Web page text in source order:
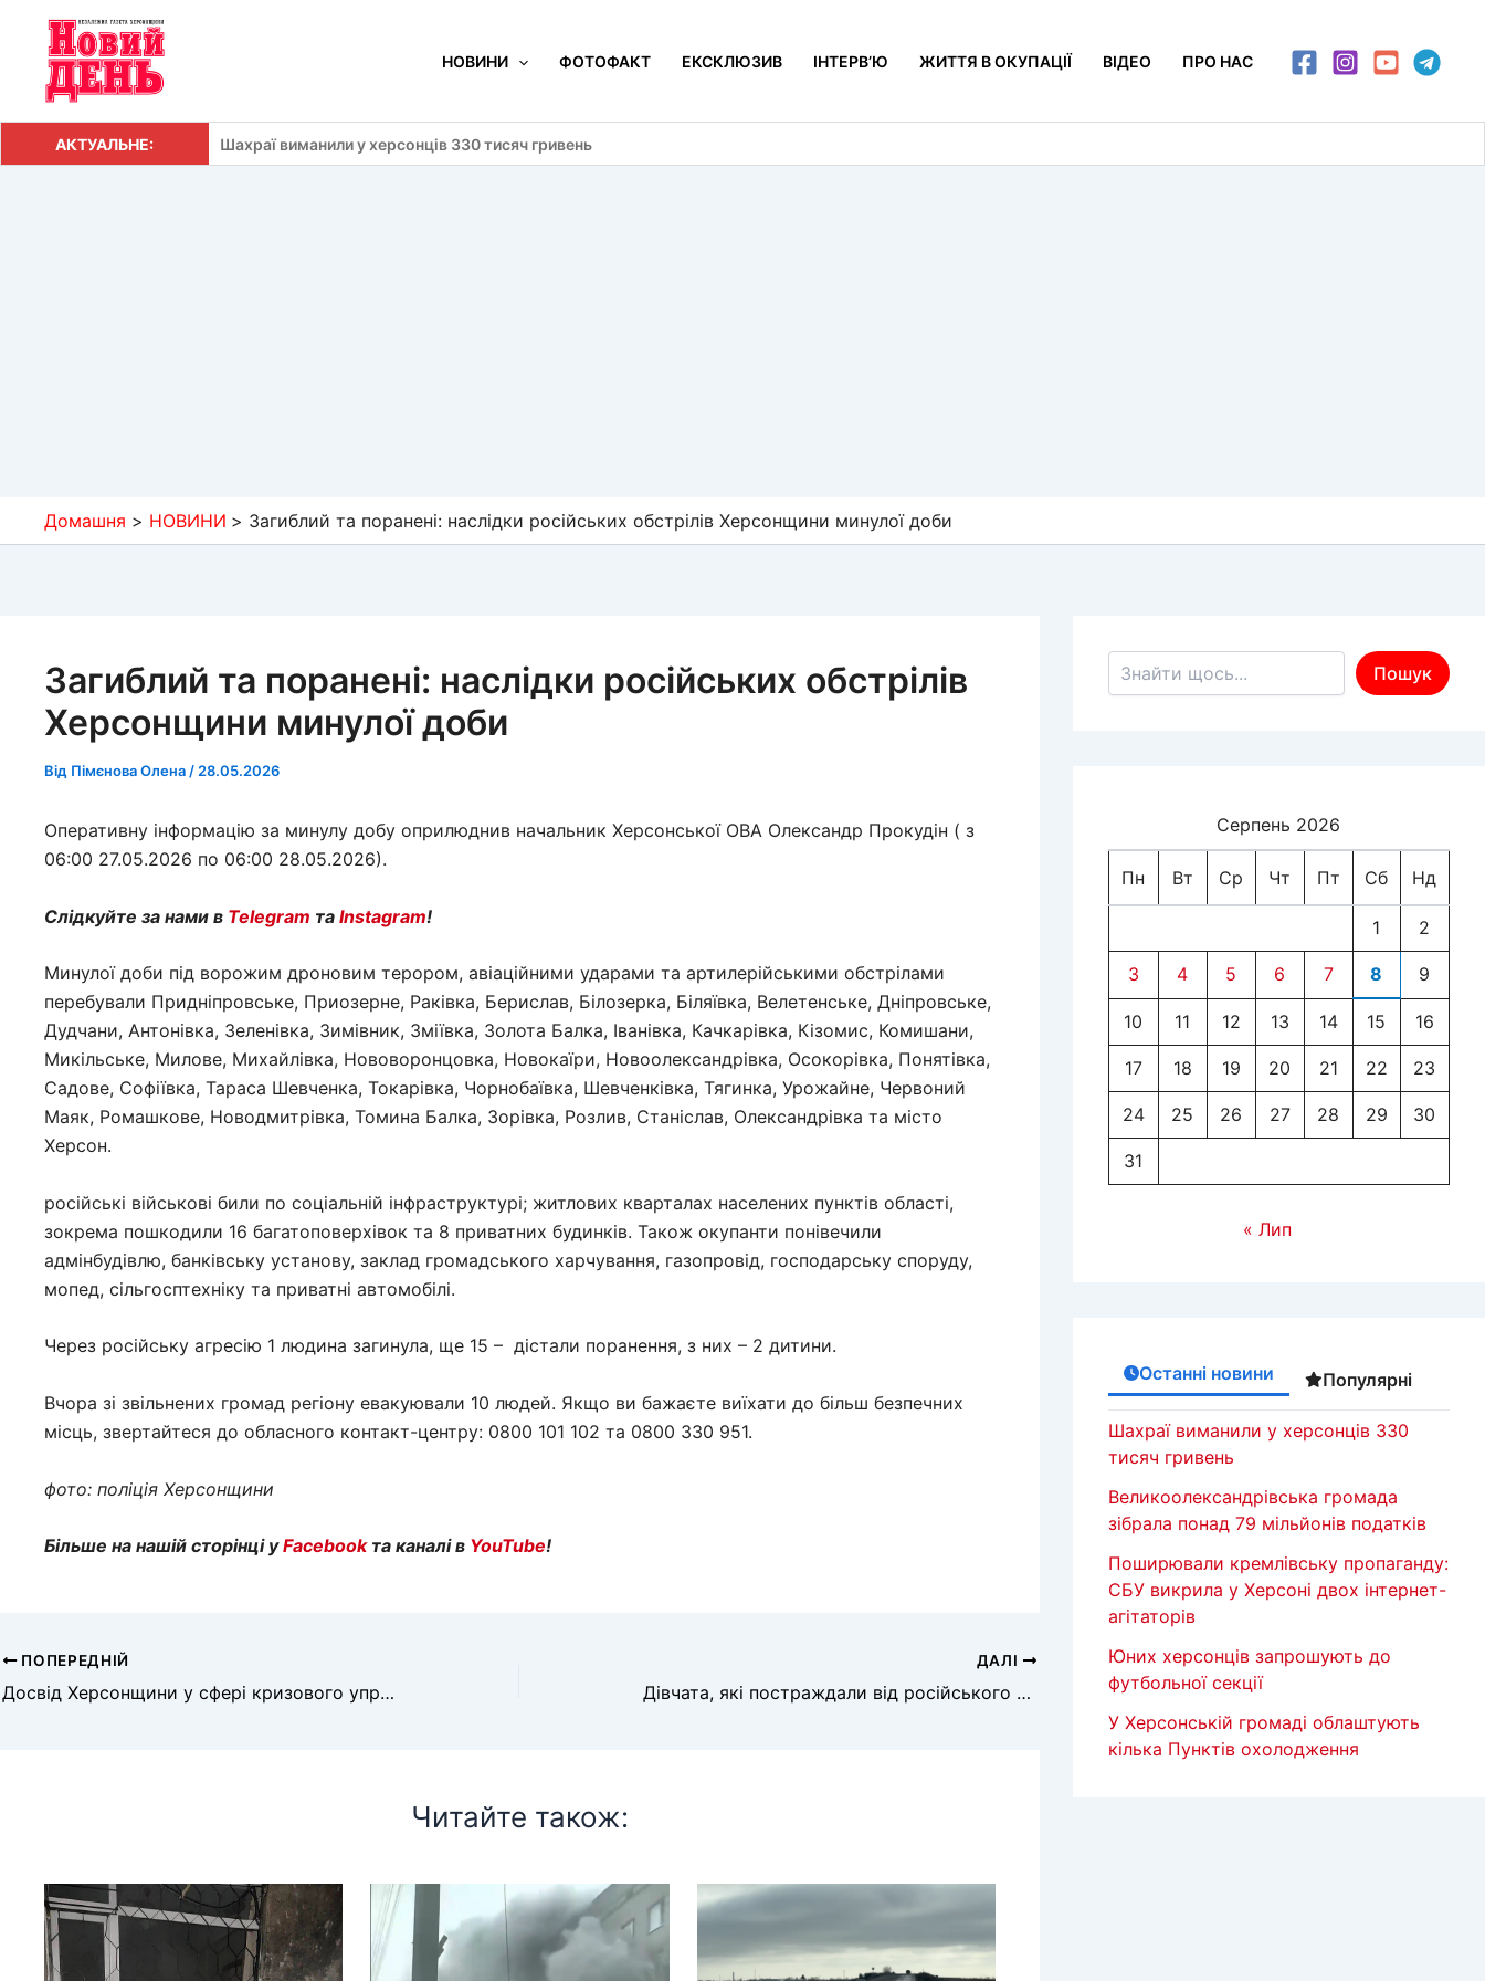
Перейти
вмісту
НОВИНИ ФОТОФАКТ ЕКСКЛЮЗИВ ІНТЕРВ’Ю ЖИТТЯ В ОКУПАЦІЇ ВІДЕО ПРО НАС
АКТУАЛЬНЕ: Шахраї виманили у херсонців 330 тисяч гривень
Домашня НОВИНИ Загиблий та поранені: наслідки російських обстрілів Херсонщини минулої доби
Загиблий та поранені: наслідки російських обстрілів
Херсонщини минулої доби
Від Пімєнова Олена / 28.05.2026
Оперативну інформацію за минулу добу оприлюднив начальник Херсонської ОВА Олександр Прокудін ( з
06:00 27.05.2026 по 06:00 28.05.2026).
Слідкуйте за нами в Telegram та Instagram!
Минулої доби під ворожим дроновим терором, авіаційними ударами та артилерійськими обстрілами
перебували Придніпровське, Приозерне, Раківка, Берислав, Білозерка, Біляївка, Велетенське, Дніпровське,
Дудчани, Антонівка, Зеленівка, Зимівник, Зміївка, Золота Балка, Іванівка, Качкарівка, Кізомис, Комишани,
Микільське, Милове, Михайлівка, Нововоронцовка, Новокаїри, Новоолександрівка, Осокорівка, Понятівка,
Садове, Софіївка, Тараса Шевченка, Токарівка, Чорнобаївка, Шевченківка, Тягинка, Урожайне, Червоний
Маяк, Ромашкове, Новодмитрівка, Томина Балка, Зорівка, Розлив, Станіслав, Олександрівка та місто
Херсон.
російські військові били по соціальній інфраструктурі; житлових кварталах населених пунктів області,
зокрема пошкодили 16 багатоповерхівок та 8 приватних будинків. Також окупанти понівечили
адмінбудівлю, банківську установу, заклад громадського харчування, газопровід, господарську споруду,
мопед, сільгосптехніку та приватні автомобілі.
Через російську агресію 1 людина загинула, ще 15 – дістали поранення, з них – 2 дитини.
Вчора зі звільнених громад регіону евакуювали 10 людей. Якщо ви бажаєте виїхати до більш безпечних
місць, звертайтеся до обласного контакт-центру: 0800 101 102 та 0800 330 951.
фото: поліція Херсонщини
Більше на нашій сторінці уFacebookта каналі в YouTube!
ПОПЕРЕДНІЙ
Досвід Херсонщини у сфері кризового управління представили у Парламенті Великої Британії
ДАЛІ
Дівчата, які постраждали від російського обстрілу дитячого майданчика, у тяжкому стані
Читайте також:
Пошук по сайту
Пошук
Серпень 2026
Пн Вт Ср Чт Пт Сб Нд
1 2
3 4 5 6 7 8 9
10 11 12 13 14 15 16
17 18 19 20 21 22 23
24 25 26 27 28 29 30
31
« Лип
Останні новини Популярні
Шахраї виманили у херсонців 330
тисяч гривень
Великоолександрівська громада
зібрала понад 79 мільйонів податків
Поширювали кремлівську пропаганду:
СБУ викрила у Херсоні двох інтернет-
агітаторів
Юних херсонців запрошують до
футбольної секції
У Херсонській громаді облаштують
кілька Пунктів охолодження